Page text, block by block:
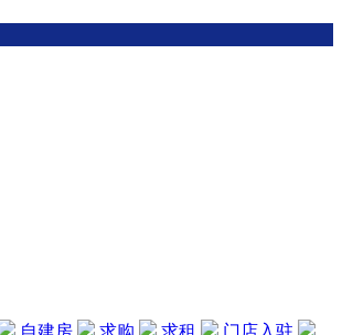
自建房 求购 求租 门店入驻